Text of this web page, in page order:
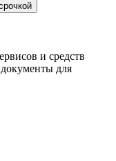
и средств
для